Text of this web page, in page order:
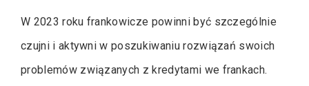
W 2023 roku frankowicze powinni być szczególnie
czujni i aktywni w poszukiwaniu rozwiązań swoich
problemów związanych z kredytami we frankach.